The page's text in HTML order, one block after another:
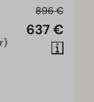
896 €
637 €